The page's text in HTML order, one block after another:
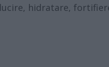
hidratare,